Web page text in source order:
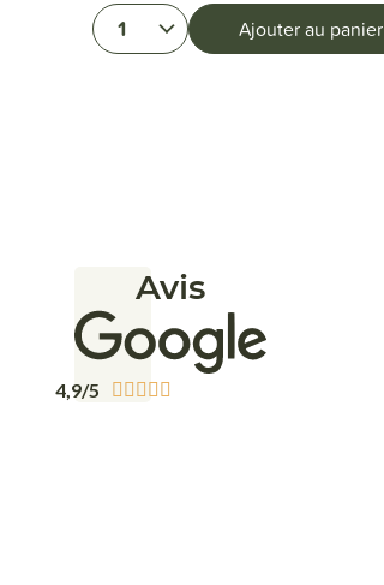
1 Ajouter au panier
Avis
4,9/5     